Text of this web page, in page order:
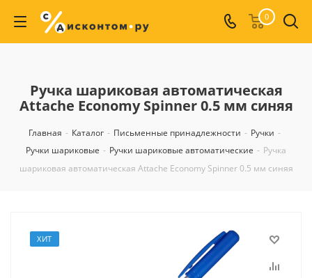
0
Ручка шариковая автоматическая
Attache Economy Spinner 0.5 мм синяя
Главная - Каталог - Письменные принадлежности - Ручки -
Ручки шариковые - Ручки шариковые автоматические - Ручка
шариковая автоматическая Attache Economy Spinner 0.5 мм синяя
ХИТ